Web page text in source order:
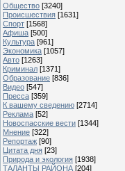
Общество [3240]
Происшествия [1631]
Спорт [1568]
Афиша [500]
Культура [961]
Экономика [1057]
Авто [1263]
Криминал [1371]
Образование [836]
Видео [547]
Пресса [359]
К вашему сведению [2714]
Реклама [52]
Новоспасские вести [1344]
Мнение [322]
Репортаж [90]
Цитата дня [23]
Природа и экология [1938]
ТАЛАНТЫ РАЙОНА [204]